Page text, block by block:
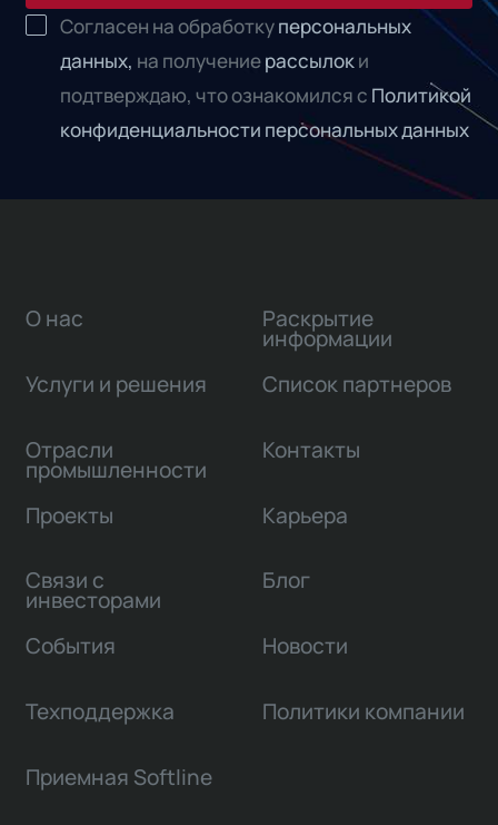
Согласен на обработкуперсональных
данных, на получениерассылоки
подтверждаю, что ознакомился с Политикой
конфиденциальности персональных данных
О нас
Услуги и решения
Отрасли
промышленности
Проекты
Связи с
инвесторами
Раскрытие
информации
Список партнеров
Контакты
Карьера
Блог
События Новости
Техподдержка Политики компании
Приемная Softline